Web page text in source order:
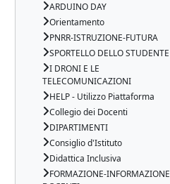
ARDUINO DAY
Orientamento
PNRR-ISTRUZIONE-FUTURA
SPORTELLO DELLO STUDENTE
I DRONI E LE
TELECOMUNICAZIONI
HELP - Utilizzo Piattaforma
Collegio dei Docenti
DIPARTIMENTI
Consiglio d'Istituto
Didattica Inclusiva
FORMAZIONE-INFORMAZIONE